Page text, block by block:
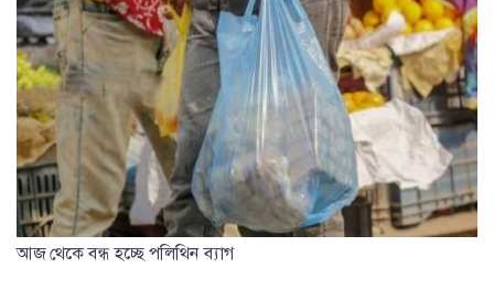
আজ থেকে বন্ধ হচ্ছে পলিথিন ব্যাগ